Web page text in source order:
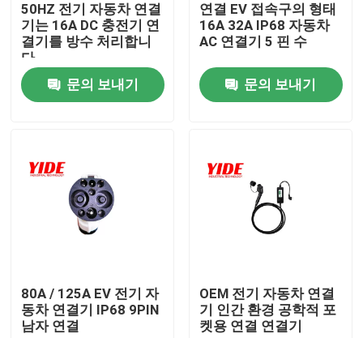
제품 소개
전기 자동차 연결기
오토바이 전기 커넥터
에아이크 배터리 커넥터
파일을 고발하는 EV
50HZ 전기 자동차 연결
기는 16A DC 충전기 연
결기를 방수 처리합니
다
문의 보내기
연결 EV 접속구의 형태
16A 32A IP68 자동차
AC 연결기 5 핀 수
문의 보내기
80A / 125A EV 전기 자
동차 연결기 IP68 9PIN
남자 연결
OEM 전기 자동차 연결
기 인간 환경 공학적 포
켓용 연결 연결기